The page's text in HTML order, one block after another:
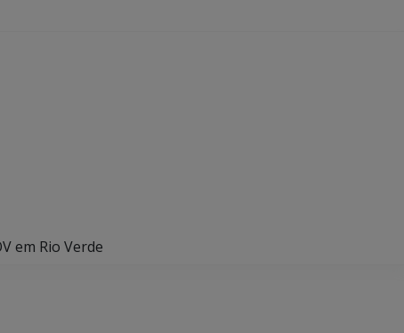
em Rio Verde